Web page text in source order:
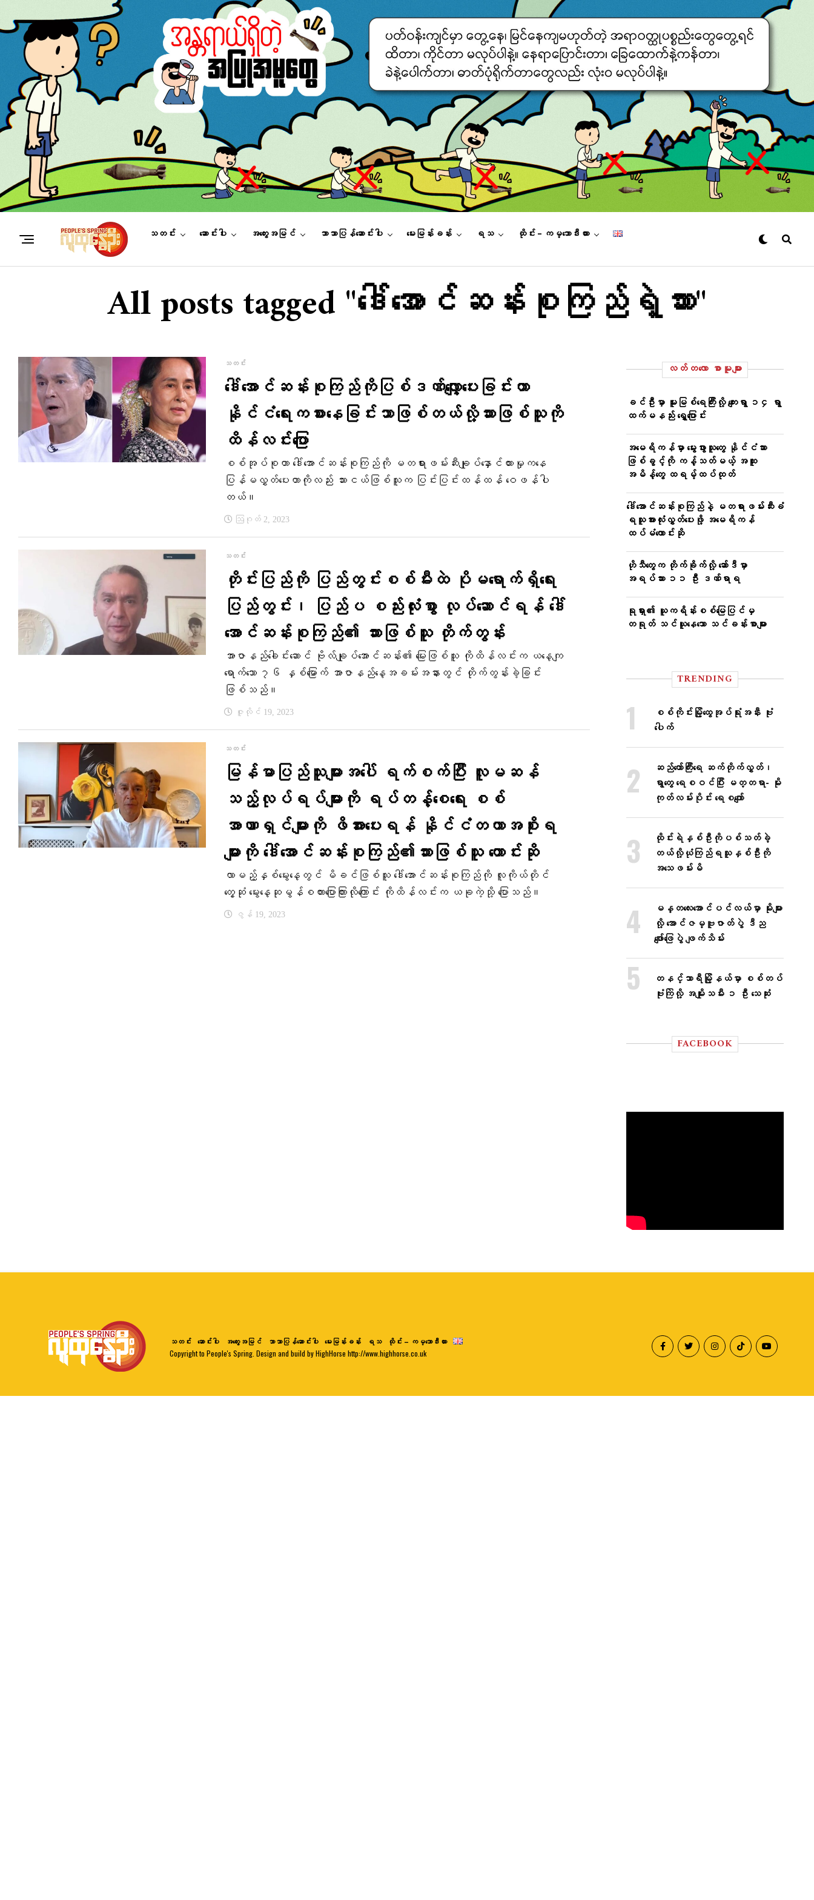
သတင်း ဆောင်းပါး အတွေးအမြင် ဘာသာပြန်ဆောင်းပါး မေးမြန်းခန်း ရသ ထိုင်း – ကမ္ဘောဒီးယား
All posts tagged "ဒေါ်အောင်ဆန်းစုကြည်ရဲ့သား"
သတင်း
ဒေါ်အောင်ဆန်းစုကြည်ကိုပြစ်ဒဏ်လျှော့ပေးခြင်းဟာ
နိုင်ငံရေးကစားနေခြင်းသာဖြစ်တယ်လို့သားဖြစ်သူကို
ထိန်လင်းပြော
စစ်အုပ်စုဟာ ဒေါ်အောင်ဆန်းစုကြည်ကို မတရားဖမ်းဆီးချုပ်နှောင်ထားမှုကနေ
ပြန်မလွှတ်ပေးတာကိုလည်း သားငယ်ဖြစ်သူက ပြင်းပြင်းထန်ထန် ဝေဖန်ပါ
တယ်။
ဩဂုတ် 2, 2023
သတင်း
တိုင်းပြည်ကို ပြည်တွင်းစစ်မီးထဲ ပိုမရောက်ရှိရေး
ပြည်တွင်း၊ ပြည်ပ စည်းလုံးစွာ လုပ်ဆောင်ရန် ဒေါ်
အောင်ဆန်းစုကြည်၏ သားဖြစ်သူ တိုက်တွန်း
အာဇာနည်ခေါင်းဆောင် ဗိုလ်ချုပ်အောင်ဆန်း၏ မြေးဖြစ်သူ ကိုထိန်လင်းက ယနေ့ကျ
ရောက်သော ၇၆ နှစ်မြောက် အာဇာနည်နေ့အခမ်းအနားတွင် တိုက်တွန်းခဲ့ခြင်း
ဖြစ်သည်။
ဇူလိုင် 19, 2023
သတင်း
မြန်မာပြည်သူများအပေါ် ရက်စက်ပြီး လူမဆန်
သည့်လုပ်ရပ်များကို ရပ်တန့်စေ​ရေး စစ်
အာဏာရှင်များကို ဖိအားပေးရန် နိုင်ငံတကာအစိုးရ
များကို ဒေါ်အောင်ဆန်းစုကြည်၏သားဖြစ်သူ တောင်းဆို
လာမည့်နှစ်မွေးနေ့တွင် မိခင်ဖြစ်သူ ဒေါ်အောင်ဆန်းစုကြည်ကို လူကိုယ်တိုင်
တွေ့ဆုံ မွေးနေ့ဆုမွန်စကားပြောကြားလိုကြောင်း ကိုထိန်လင်းက ယခုကဲ့သို့ ပြောသည်။
ဇွန် 19, 2023
လတ်တ‌လော စာမူများ
ခင်ဦးမှာ မူးမြစ်ရေကြီးလို့ ကျေးရွာ ၁၄ ရွာ
ထက်မနည်း ရွှေ့ပြောင်း
အမေရိကန်မှာ မွေးဖွားသူတွေ နိုင်ငံသား
ဖြစ်ခွင့်ကို ကန့်သတ်မယ့် အထူး
အမိန့်တွေ ထရမ့်ထပ်ထုတ်
ဒေါ်အောင်ဆန်းစုကြည်နဲ့ မတရားဖမ်းဆီးခံ
ရသူအားလုံးလွှတ်ပေးဖို့ အမေရိကန်
ထပ်မံတောင်းဆို
ဟိုသီတွေက တိုက်ခိုက်လို့ ဆော်ဒီမှာ
အရပ်သား ၁၁ ဦး ဒဏ်ရာရ
ရုရှား၏ ယူကရိန်းစစ်မြေပြင်မှ
တရုတ် သင်ယူနေသော သင်ခန်းစာများ
TRENDING
စစ်ကိုင်းမြို့ထွေအုပ်ရုံးအနီး ဗုံး
ပေါက်
ဆည်တော်ကြီးရေ ဆက်တိုက်လွှတ်၊
ရွာတွေ ရေစဝင်ပြီး မတ္တရာ- မိုး
ကုတ်လမ်းပိုင်း ရေစကျော်
ထိုင်းရဲနှစ်ဦးကိုပစ်သတ်ခဲ့
တယ်လို့ယုံကြည်ရသူနှစ်ဦးကို
အသေဖမ်းမိ
မန္တလေးအောင်ပင်လယ်မှာ မိုးများ
လို့ အောင်ဇမ္ဗူဇာတ်ပွဲ ဒီည
ဖျော်ဖြေပွဲ ဖျက်သိမ်း
တနင်္သာရီမြို့နယ်မှာ စစ်တပ်
ဗုံးကြဲလို့ အမျိုးသမီး ၁ ဦး သေဆုံး
FACEBOOK
သတင်း ဆောင်းပါး အတွေးအမြင် ဘာသာပြန်ဆောင်းပါး မေးမြန်းခန်း ရသ
ထိုင်း – ကမ္ဘောဒီးယား
Copyright to People's Spring. Design and build by HighHorse http://www.highhorse.co.uk